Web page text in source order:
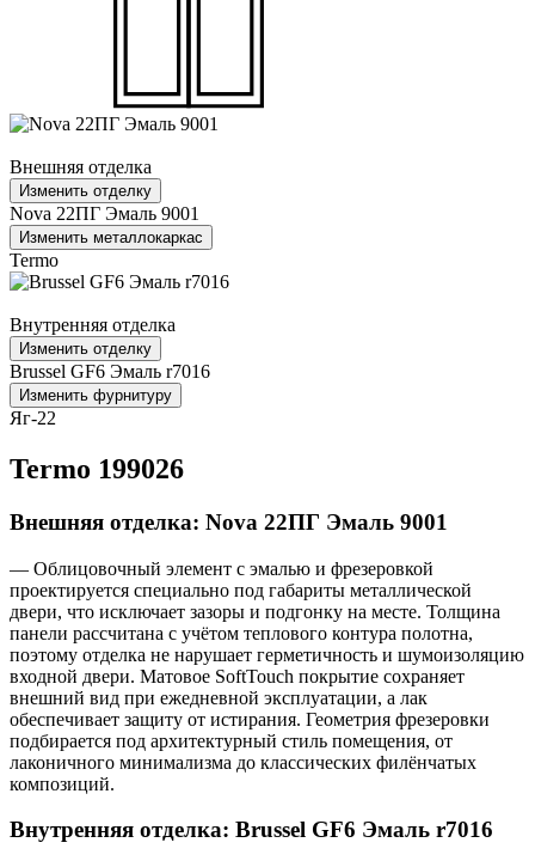
Внешняя отделка
Изменить отделку
Nova 22ПГ Эмаль 9001
Изменить металлокаркас
Termo
Внутренняя отделка
Изменить отделку
Brussel GF6 Эмаль r7016
Изменить фурнитуру
Яг-22
Termo 199026
Внешняя отделка: Nova 22ПГ Эмаль 9001
— Облицовочный элемент с эмалью и фрезеровкой
проектируется специально под габариты металлической
двери, что исключает зазоры и подгонку на месте. Толщина
панели рассчитана с учётом теплового контура полотна,
поэтому отделка не нарушает герметичность и шумоизоляцию
входной двери. Матовое SoftTouch покрытие сохраняет
внешний вид при ежедневной эксплуатации, а лак
обеспечивает защиту от истирания. Геометрия фрезеровки
подбирается под архитектурный стиль помещения, от
лаконичного минимализма до классических филёнчатых
композиций.
Внутренняя отделка: Brussel GF6 Эмаль r7016